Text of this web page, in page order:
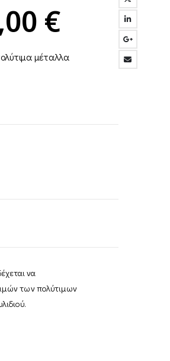
€Price
range:
μέταλλα
να
των πολύτιµων